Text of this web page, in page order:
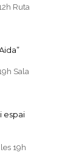
Ruta
Sala
espai
19h